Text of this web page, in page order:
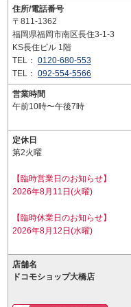
住所/電話番号
〒811-1362
福岡県福岡市南区長住3-1-3
KS長住ビル 1階
TEL： 0120-680-553
TEL： 092-554-5566
営業時間
午前10時〜午後7時
定休日
第2火曜
【臨時営業日のお知らせ】
2026年8月11日(火曜)
【臨時休業日のお知らせ】
2026年8月12日(水曜)
店舗名
ドコモショップ大橋店